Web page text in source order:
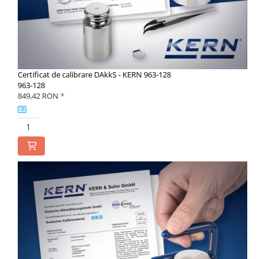
Certificat de calibrare DAkkS - KERN 963-128
963-128
849,42 RON *